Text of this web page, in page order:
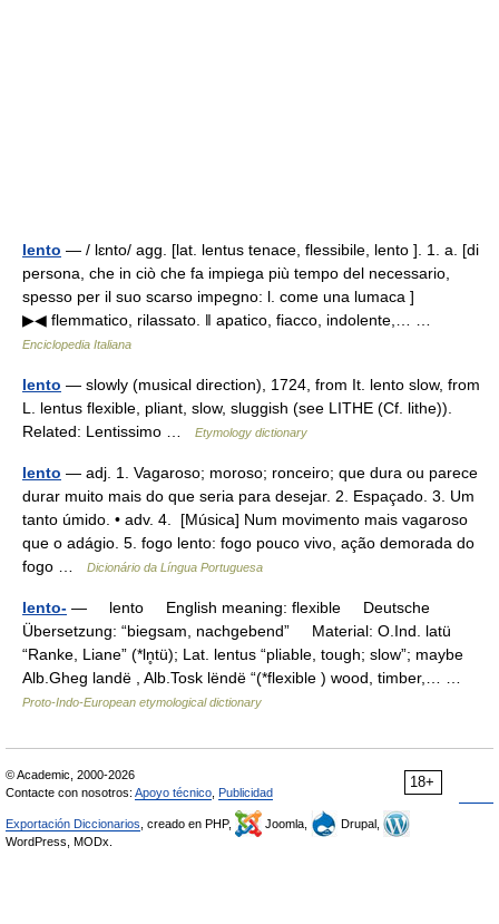
lento — / lɛnto/ agg. [lat. lentus tenace, flessibile, lento ]. 1. a. [di
persona, che in ciò che fa impiega più tempo del necessario,
spesso per il suo scarso impegno: l. come una lumaca ]
▶◀ flemmatico, rilassato. ‖ apatico, fiacco, indolente,… …
Enciclopedia Italiana
lento — slowly (musical direction), 1724, from It. lento slow, from
L. lentus flexible, pliant, slow, sluggish (see LITHE (Cf. lithe)).
Related: Lentissimo …
Etymology dictionary
lento — adj. 1. Vagaroso; moroso; ronceiro; que dura ou parece
durar muito mais do que seria para desejar. 2. Espaçado. 3. Um
tanto úmido. • adv. 4. [Música] Num movimento mais vagaroso
que o adágio. 5. fogo lento: fogo pouco vivo, ação demorada do
fogo …
Dicionário da Língua Portuguesa
lento- — lento English meaning: flexible Deutsche
Übersetzung: “biegsam, nachgebend” Material: O.Ind. latü
“Ranke, Liane” (*ln̥tü); Lat. lentus “pliable, tough; slow”; maybe
Alb.Gheg landë , Alb.Tosk lëndë “(*flexible ) wood, timber,… …
Proto-Indo-European etymological dictionary
18+
© Academic, 2000-2026
Contacte con nosotros: Apoyo técnico Publicidad
Exportación Diccionarios , creado en PHP, Joomla,
Drupal,
WordPress, MODx.